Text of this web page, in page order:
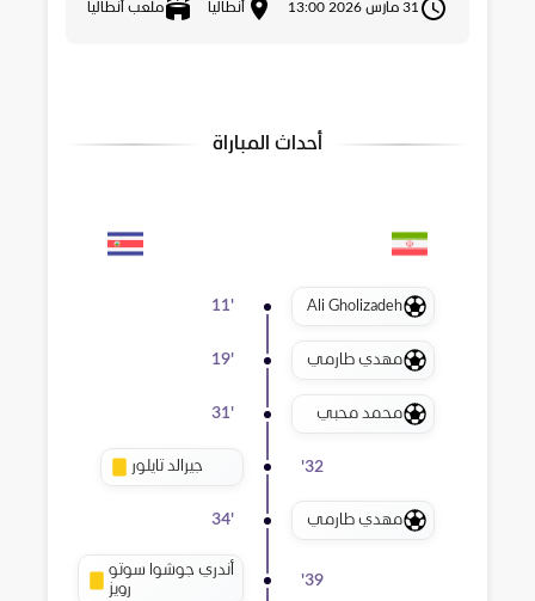
31 مارس 2026 13:00 أنطاليا ملعب أنطاليا
أحداث المباراة
Ali Gholizadeh
11'
مهدي طارمي 19'
محمد محبي 31'
32
' جيرالد تايلور
مهدي طارمي 34'
39
'
أندري جوشوا سوتو
رويز